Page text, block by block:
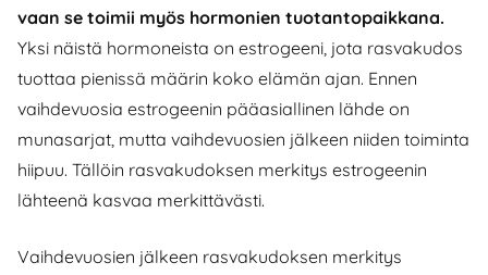
vaan se toimii myös hormonien tuotantopaikkana.
Yksi näistä hormoneista on estrogeeni, jota rasvakudos
tuottaa pienissä määrin koko elämän ajan. Ennen
vaihdevuosia estrogeenin pääasiallinen lähde on
munasarjat, mutta vaihdevuosien jälkeen niiden toiminta
hiipuu. Tällöin rasvakudoksen merkitys estrogeenin
lähteenä kasvaa merkittävästi.
Vaihdevuosien jälkeen rasvakudoksen merkitys